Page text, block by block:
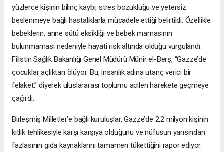
yüzlerce kişinin bilinç kaybı, stres bozukluğu ve yetersiz
beslenmeye bağlı hastalıklarla mücadele ettiği belirtildi. Özellikle
bebeklerin, anne sütü eksikliği ve bebek mamasının
bulunmaması nedeniyle hayati risk altında olduğu vurgulandı.
Filistin Sağlık Bakanlığı Genel Müdürü Münir el-Berş, “Gazze’de
çocuklar açlıktan ölüyor. Bu, insanlık adına utanç verici bir
felaket,” diyerek uluslararası toplumu acilen harekete geçmeye
çağırdı.
Birleşmiş Milletler’e bağlı kuruluşlar, Gazze’de 2,2 milyon kişinin
kıtlık tehlikesiyle karşı karşıya olduğunu ve nüfusun yarısından
fazlasının gıda kaynaklarını tamamen tükettiğini rapor ediyor.